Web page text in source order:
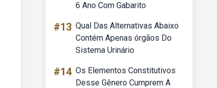
6 Ano Com Gabarito
#13 Qual Das Alternativas Abaixo
Contém Apenas órgãos Do
Sistema Urinário
#14 Os Elementos Constitutivos
Desse Gênero Cumprem A